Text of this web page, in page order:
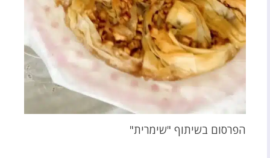
הפרסום בשיתוף "שימרית"